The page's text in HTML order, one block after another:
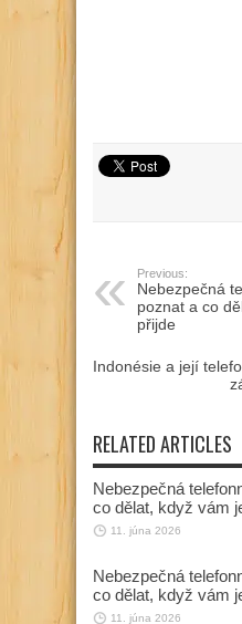
Previous:
Nebezpečná
poznat a co
přijde
Indonésie a její
RELATED ARTICLES
Nebezpečná
co dělat, když vám
11. júna 2026
Nebezpečná
co dělat, když vám
11. júna 2026